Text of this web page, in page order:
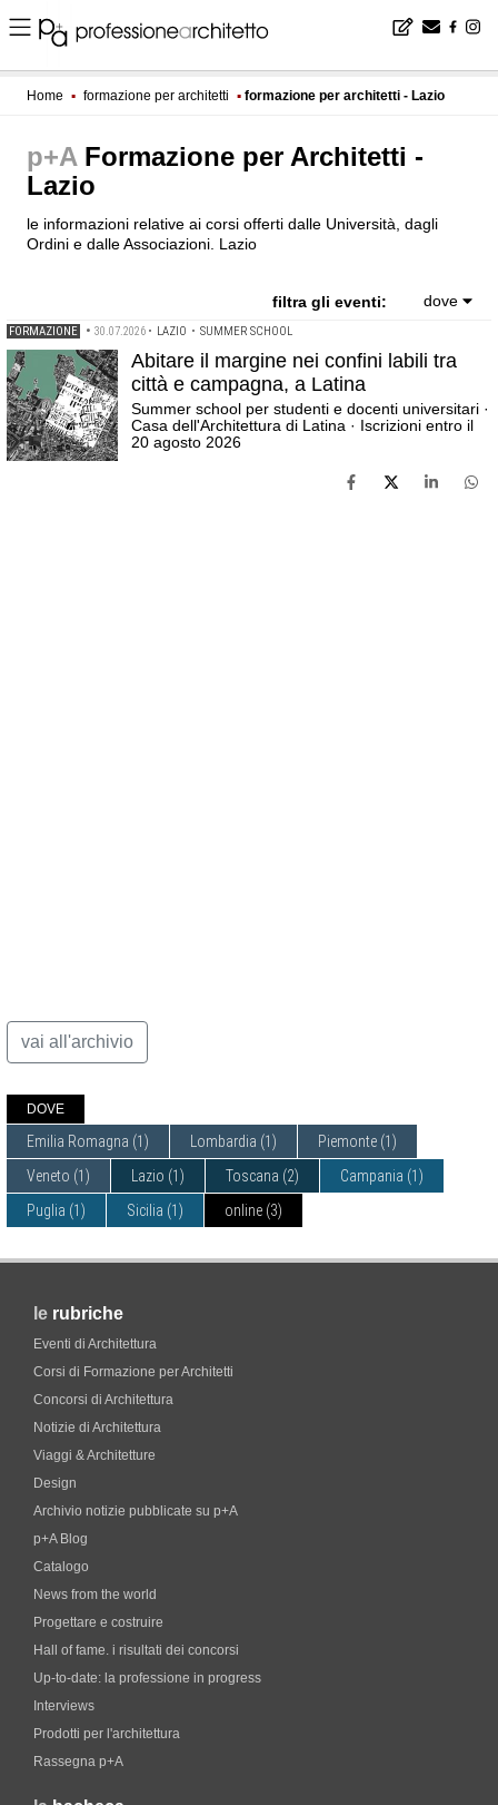
Home ▪ formazione per architetti ▪ formazione per architetti - Lazio
p+A Formazione per Architetti -
Lazio
le informazioni relative ai corsi offerti dalle Università, dagli
Ordini e dalle Associazioni. Lazio
filtra gli eventi: dove
FORMAZIONE • 30.07.2026 • LAZIO • SUMMER SCHOOL
Abitare il margine nei confini labili tra
città e campagna, a Latina
Summer school per studenti e docenti universitari ·
Casa dell'Architettura di Latina · Iscrizioni entro il
20 agosto 2026
vai all'archivio
DOVE
Emilia Romagna (1) Lombardia (1) Piemonte (1)
Veneto (1) Lazio (1) Toscana (2) Campania (1)
Puglia (1) Sicilia (1) online (3)
le rubriche
Eventi di Architettura
Corsi di Formazione per Architetti
Concorsi di Architettura
Notizie di Architettura
Viaggi & Architetture
Design
Archivio notizie pubblicate su p+A
p+A Blog
Catalogo
News from the world
Progettare e costruire
Hall of fame. i risultati dei concorsi
Up-to-date: la professione in progress
Interviews
Prodotti per l'architettura
Rassegna p+A